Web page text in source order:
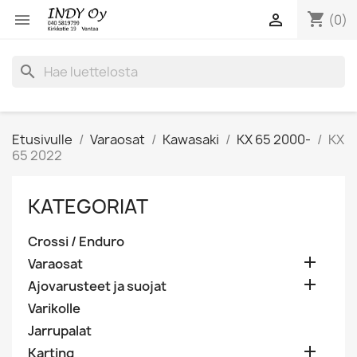
 shopping_cart (0)

search
Etusivulle Varaosat Kawasaki KX 65 2000-
KX
65 2022
KATEGORIAT
Crossi / Enduro
Varaosat

Ajovarusteet ja suojat 
Varikolle
Jarrupalat
Karting
